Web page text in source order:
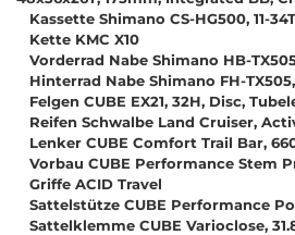
Kassette Shimano CS-HG500, 11-34T
Kette KMC X10
Vorderrad Nabe Shimano HB-
Hinterrad Nabe Shimano FH-
Felgen CUBE EX21, 32H, Disc,
Reifen Schwalbe Land Cruiser,
Lenker CUBE Comfort Trail Bar,
Vorbau CUBE Performance Stem
Griffe ACID Travel
Sattelstütze CUBE Performance
Sattelklemme CUBE Varioclose,